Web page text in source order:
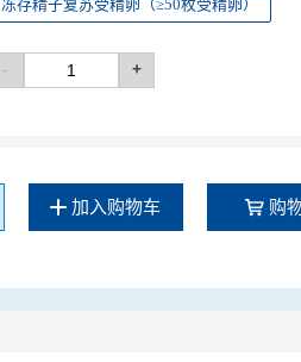
冻存精子复苏受精卵（≥50枚受精卵）
- +
加入购物车 购